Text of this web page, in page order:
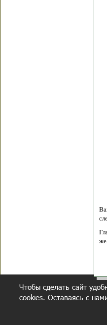
Чтобы сделать сайт
cookies. Оставаясь с